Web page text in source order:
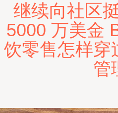
继续向社区
5000 万美金
饮零售怎样穿
管